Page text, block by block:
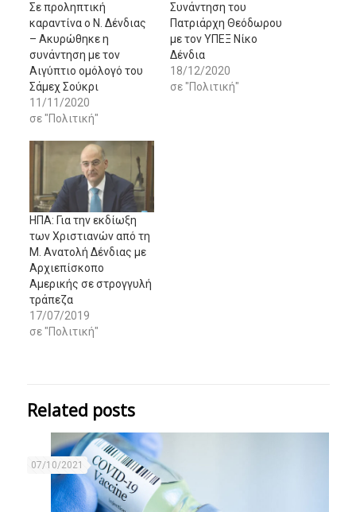
Σε προληπτική
καραντίνα ο Ν. Δένδιας
– Ακυρώθηκε η
συνάντηση με τον
Αιγύπτιο ομόλογό του
Σάμεχ Σούκρι
11/11/2020
σε "Πολιτική"
Συνάντηση του
Πατριάρχη Θεόδωρου
με τον ΥΠΕΞ Νίκο
Δένδια
18/12/2020
σε "Πολιτική"
ΗΠΑ: Για την εκδίωξη
των Χριστιανών από τη
Μ. Ανατολή Δένδιας με
Αρχιεπίσκοπο
Αμερικής σε στρογγυλή
τράπεζα
17/07/2019
σε "Πολιτική"
Related posts
07/10/2021